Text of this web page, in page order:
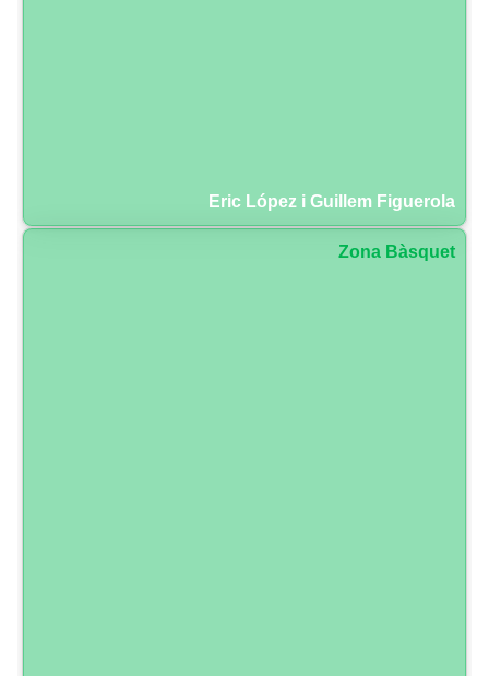
Eric López i Guillem Figuerola
Zona Bàsquet